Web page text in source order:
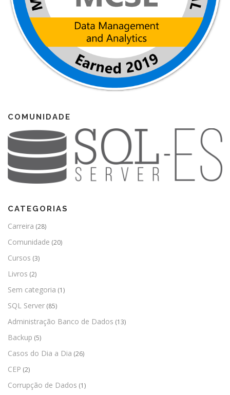
COMUNIDADE
CATEGORIAS
Carreira (28)
Comunidade (20)
Cursos (3)
Livros (2)
Sem categoria (1)
SQL Server (85)
Administração Banco de Dados (13)
Backup (5)
Casos do Dia a Dia (26)
CEP (2)
Corrupção de Dados (1)